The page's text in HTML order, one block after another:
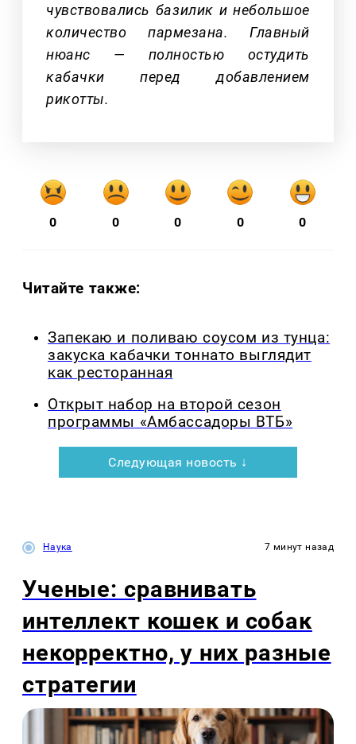
чувствовались базилик и небольшое
количество пармезана. Главный
нюанс — полностью остудить
кабачки перед добавлением
рикотты.
0 0 0 0 0
Читайте также:
Запекаю и поливаю соусом из тунца:
закуска кабачки тоннато выглядит
как ресторанная
Открыт набор на второй сезон
программы «Амбассадоры ВТБ»
Следующая новость ↓
Наука 7 минут назад
Ученые: сравнивать
интеллект кошек и собак
некорректно, у них разные
стратегии